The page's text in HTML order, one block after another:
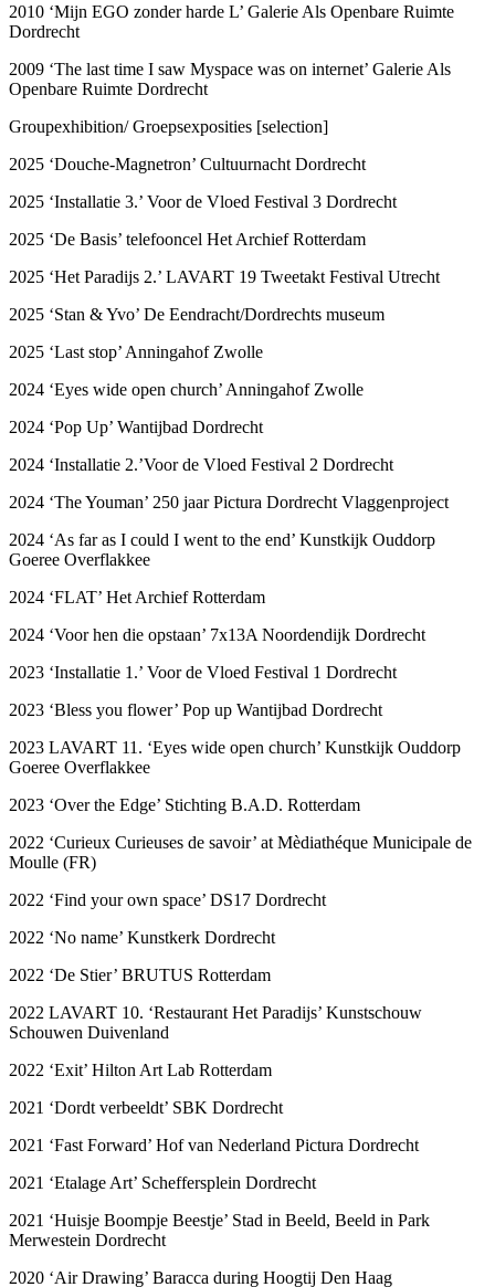
2010 ‘Mijn EGO zonder harde L’ Galerie Als Openbare Ruimte
Dordrecht
2009 ‘The last time I saw Myspace was on internet’ Galerie Als
Openbare Ruimte Dordrecht
Groupexhibition/ Groepsexposities [selection]
2025 ‘Douche-Magnetron’ Cultuurnacht Dordrecht
2025 ‘Installatie 3.’ Voor de Vloed Festival 3 Dordrecht
2025 ‘De Basis’ telefooncel Het Archief Rotterdam
2025 ‘Het Paradijs 2.’ LAVART 19 Tweetakt Festival Utrecht
2025 ‘Stan & Yvo’ De Eendracht/Dordrechts museum
2025 ‘Last stop’ Anningahof Zwolle
2024 ‘Eyes wide open church’ Anningahof Zwolle
2024 ‘Pop Up’ Wantijbad Dordrecht
2024 ‘Installatie 2.’Voor de Vloed Festival 2 Dordrecht
2024 ‘The Youman’ 250 jaar Pictura Dordrecht Vlaggenproject
2024 ‘As far as I could I went to the end’ Kunstkijk Ouddorp
Goeree Overflakkee
2024 ‘FLAT’ Het Archief Rotterdam
2024 ‘Voor hen die opstaan’ 7x13A Noordendijk Dordrecht
2023 ‘Installatie 1.’ Voor de Vloed Festival 1 Dordrecht
2023 ‘Bless you flower’ Pop up Wantijbad Dordrecht
2023 LAVART 11. ‘Eyes wide open church’ Kunstkijk Ouddorp
Goeree Overflakkee
2023 ‘Over the Edge’ Stichting B.A.D. Rotterdam
2022 ‘Curieux Curieuses de savoir’ at Mèdiathéque Municipale de
Moulle (FR)
2022 ‘Find your own space’ DS17 Dordrecht
2022 ‘No name’ Kunstkerk Dordrecht
2022 ‘De Stier’ BRUTUS Rotterdam
2022 LAVART 10. ‘Restaurant Het Paradijs’ Kunstschouw
Schouwen Duivenland
2022 ‘Exit’ Hilton Art Lab Rotterdam
2021 ‘Dordt verbeeldt’ SBK Dordrecht
2021 ‘Fast Forward’ Hof van Nederland Pictura Dordrecht
2021 ‘Etalage Art’ Scheffersplein Dordrecht
2021 ‘Huisje Boompje Beestje’ Stad in Beeld, Beeld in Park
Merwestein Dordrecht
2020 ‘Air Drawing’ Baracca during Hoogtij Den Haag